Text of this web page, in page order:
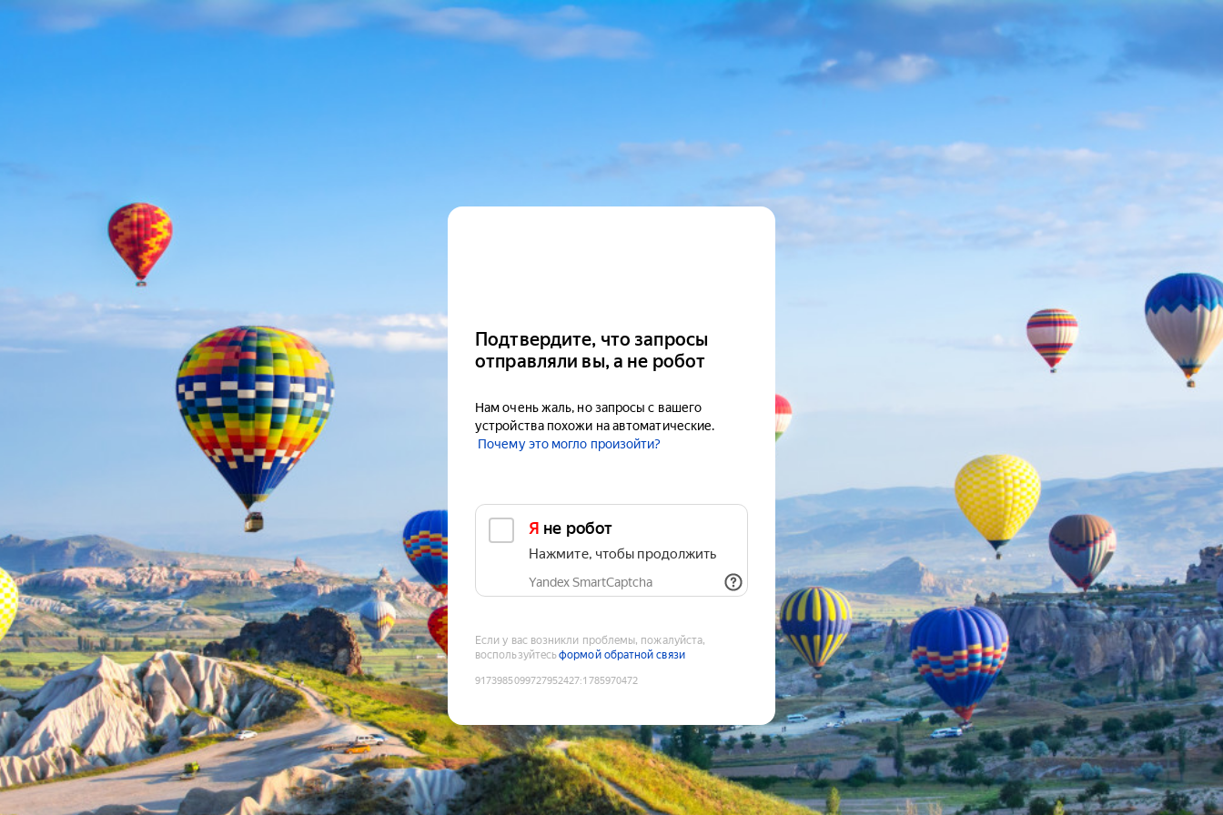
Подтвердите, что запросы
отправляли вы, а не робот
Нам очень жаль, но запросы с вашего
устройства похожи на автоматические.
Почему это могло произойти?
Я не робот
Нажмите, чтобы продолжить
Yandex SmartCaptcha
Если у вас возникли проблемы, пожалуйста,
воспользуйтесьформой обратной связи
9173985099727952427:1785970472